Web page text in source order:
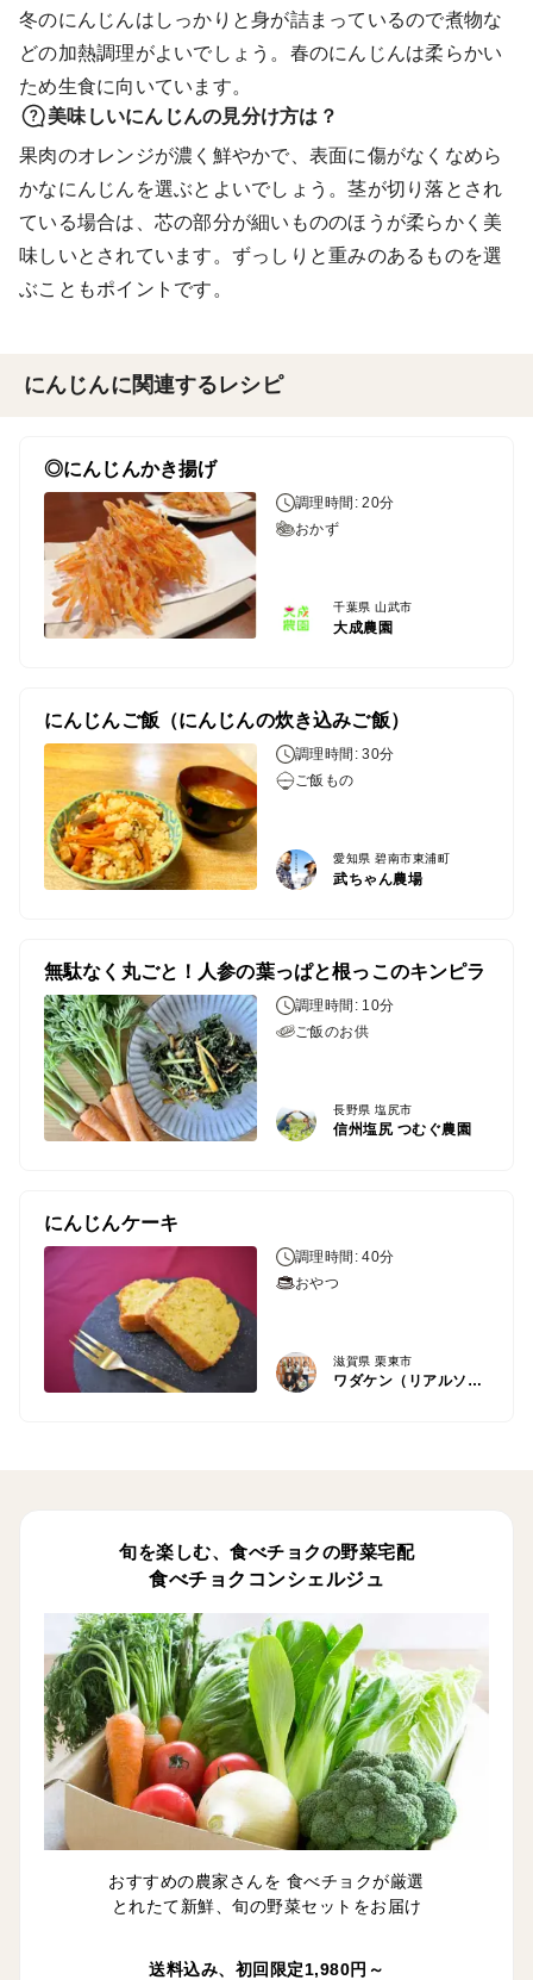
冬のにんじんはしっかりと身が詰まっているので煮物な
どの加熱調理がよいでしょう。春のにんじんは柔らかい
ため生食に向いています。
美味しいにんじんの見分け方は？
果肉のオレンジが濃く鮮やかで、表面に傷がなくなめら
かなにんじんを選ぶとよいでしょう。茎が切り落とされ
ている場合は、芯の部分が細いもののほうが柔らかく美
味しいとされています。ずっしりと重みのあるものを選
ぶこともポイントです。
にんじんに関連するレシピ
◎にんじんかき揚げ
調理時間: 20分
おかず
千葉県 山武市
大成農園
にんじんご飯（にんじんの炊き込みご飯）
調理時間: 30分
ご飯もの
愛知県 碧南市東浦町
武ちゃん農場
無駄なく丸ごと！人参の葉っぱと根っこのキンピラ
調理時間: 10分
ご飯のお供
長野県 塩尻市
信州塩尻 つむぐ農園
にんじんケーキ
調理時間: 40分
おやつ
滋賀県 栗東市
ワダケン（リアルソイルハウス）
旬を楽しむ、食べチョクの野菜宅配
食べチョクコンシェルジュ
おすすめの農家さんを 食べチョクが厳選
とれたて新鮮、旬の野菜セットをお届け
送料込み、初回限定1,980円～